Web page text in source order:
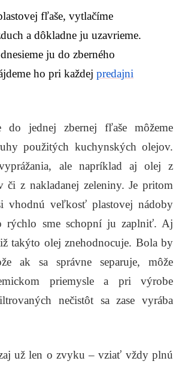
fľaše, vytlačíme
a dôkladne ju uzavrieme.
ju do zberného
ho pri každej predajni
do jednej zbernej fľaše môžeme
použitých kuchynských olejov.
ale napríklad aj olej z
či z nakladanej zeleniny. Je pritom
vhodnú veľkosť plastovej nádoby
rýchlo sme schopní ju zaplniť. Aj
takýto olej znehodnocuje. Bola by
ak sa správne separuje, môže
priemysle a pri výrobe
nečistôt sa zase vyrába
už len o zvyku – vziať vždy plnú